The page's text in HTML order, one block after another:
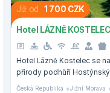
Již od 1 700 CZK
Hotel LÁZNĚ KOSTELEC
Hotel Lázně Kostelec se
přírody podhůří
Česká Republika Jižní Morava